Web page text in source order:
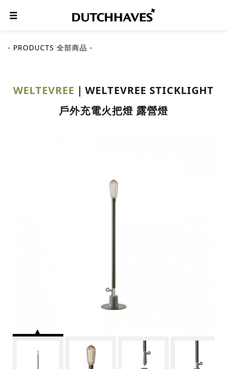
- PRODUCTS 全部商品 -
WELTEVREE
WELTEVREE STICKLIGHT
戶外充電火把燈 露營燈